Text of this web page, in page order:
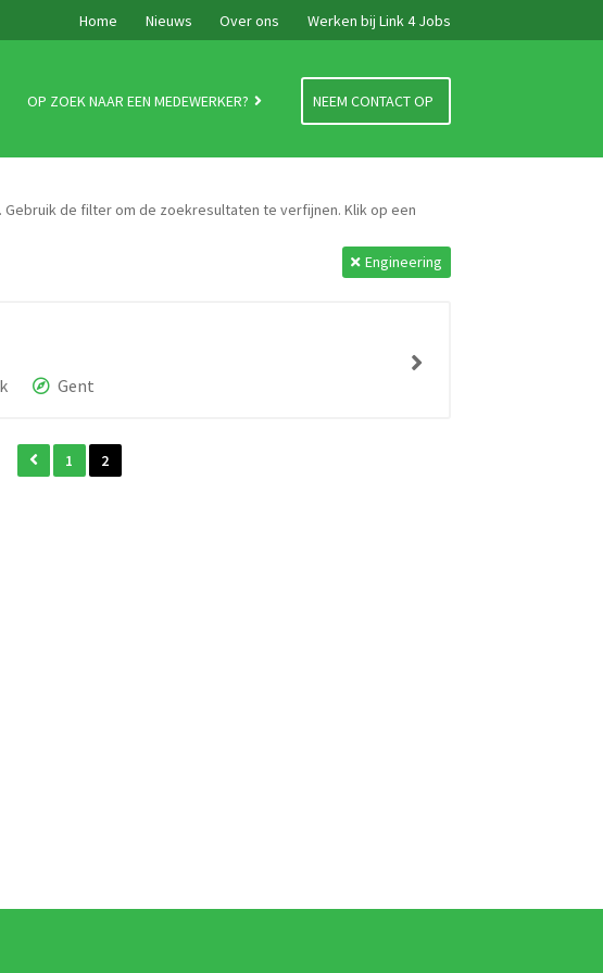
Home Nieuws Over ons Werken bij Link 4 Jobs
OP ZOEK NAAR EEN MEDEWERKER? NEEM CONTACT OP
de filter om de zoekresultaten te verfijnen. Klik op een
Engineering
Gent
1 2